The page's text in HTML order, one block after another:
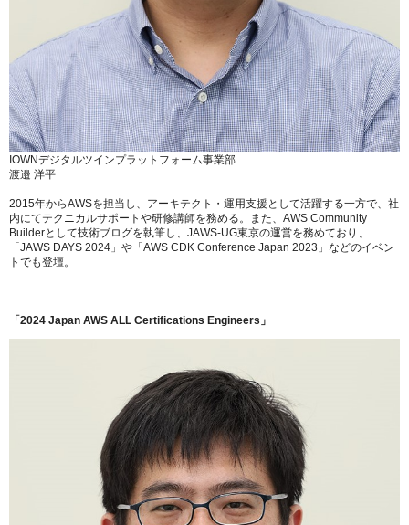
IOWNデジタルツインプラットフォーム事業部
渡邉 洋平
2015年からAWSを担当し、アーキテクト・運用支援として活躍する一方で、社
内にてテクニカルサポートや研修講師を務める。また、AWS Community
Builderとして技術ブログを執筆し、JAWS-UG東京の運営を務めており、
「JAWS DAYS 2024」や「AWS CDK Conference Japan 2023」などのイベン
トでも登壇。
「2024 Japan AWS ALL Certifications Engineers」